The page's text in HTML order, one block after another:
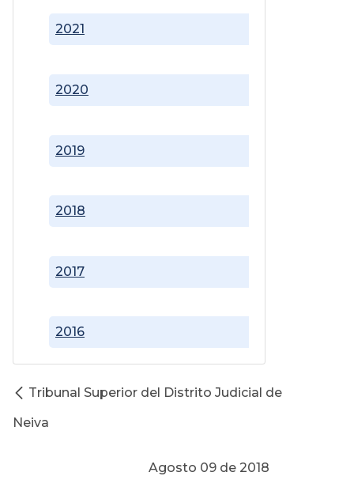
2016
2017
2018
2019
2020
2021
Tribunal Superior del Distrito Judicial de
Neiva
Agosto 09 de 2018